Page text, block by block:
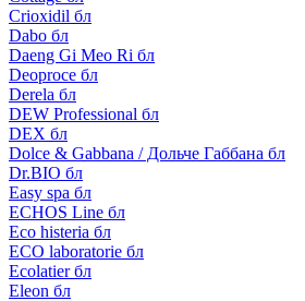
Crioxidil бл
Dabo бл
Daeng Gi Meo Ri бл
Deoproce бл
Derela бл
DEW Professional бл
DEX бл
Dolce & Gabbana / Дольче Габбана бл
Dr.BIO бл
Easy spa бл
ECHOS Line бл
Eco histeria бл
ECO laboratorie бл
Ecolatier бл
Eleon бл